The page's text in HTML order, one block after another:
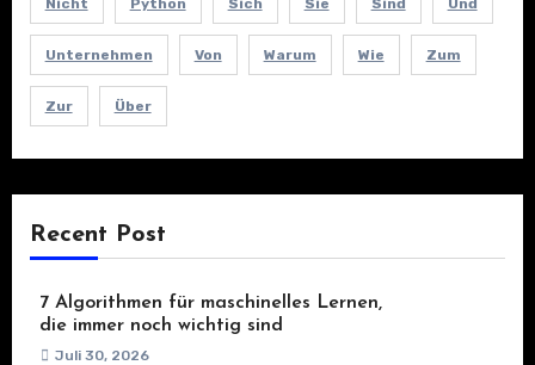
Nicht Python Sich Sie Sind Und
Unternehmen Von Warum Wie Zum
Zur Über
Recent Post
7 Algorithmen für maschinelles Lernen,
die immer noch wichtig sind
Juli 30, 2026